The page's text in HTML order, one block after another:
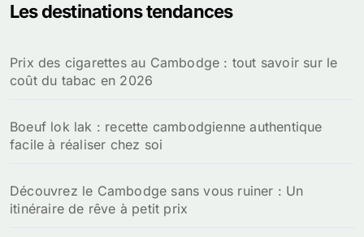
r
e
r
Les destinations tendances
Prix des cigarettes au Cambodge : tout savoir sur le
coût du tabac en 2026
Boeuf lok lak : recette cambodgienne authentique
facile à réaliser chez soi
Découvrez le Cambodge sans vous ruiner : Un
itinéraire de rêve à petit prix